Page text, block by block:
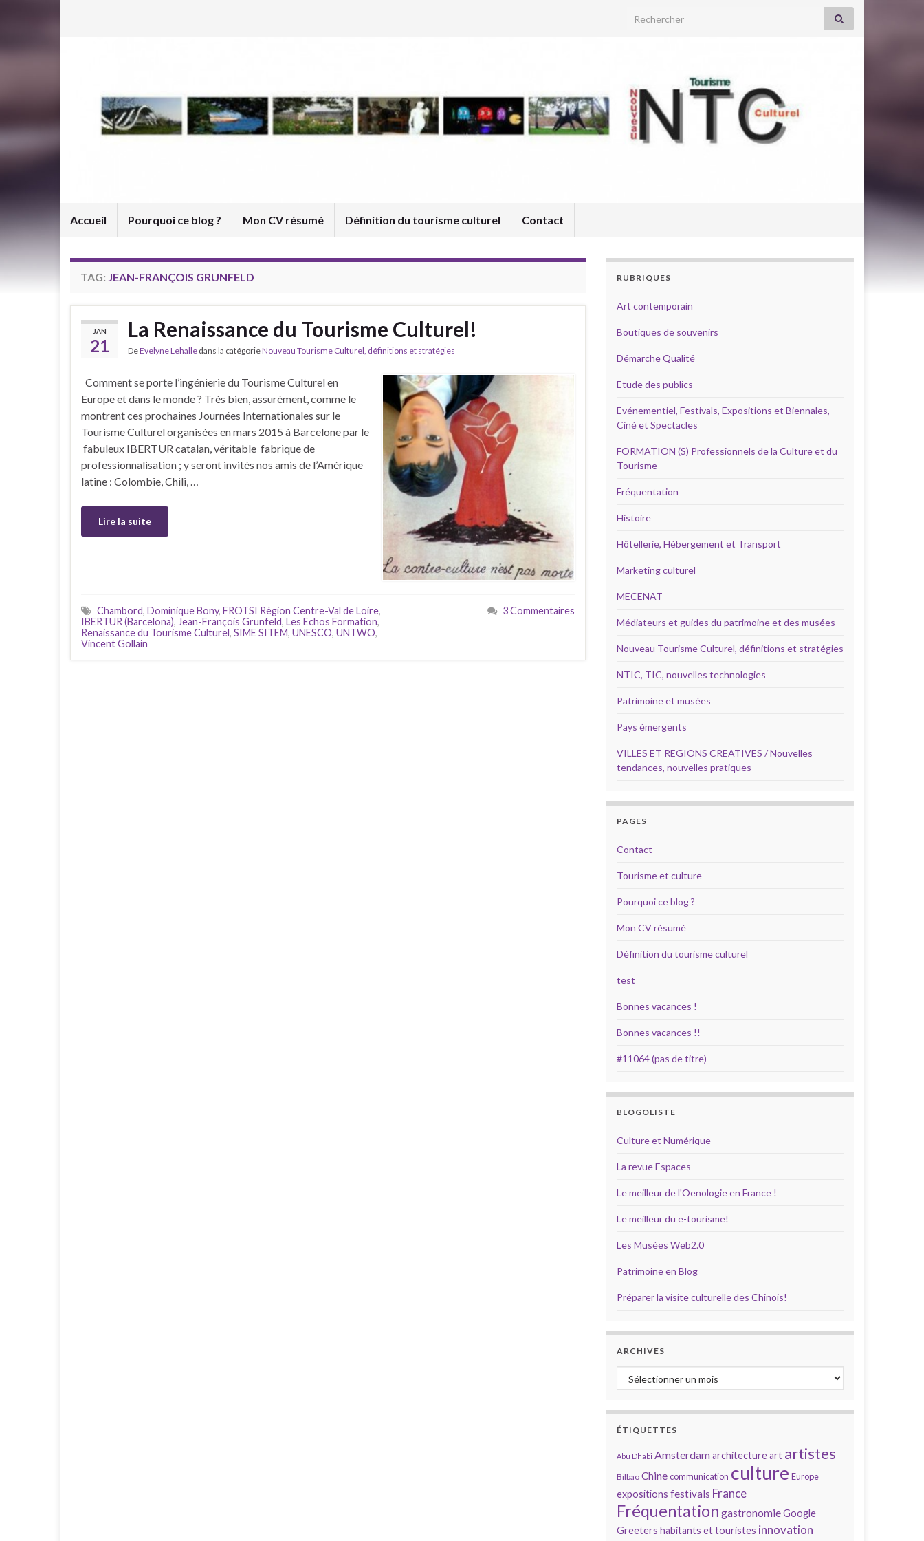
Search for:
Accueil Pourquoi ce blog ? Mon CV résumé Définition du tourisme culturel Contact
TAG: JEAN-FRANÇOIS GRUNFELD
JAN
21
La Renaissance du Tourisme Culturel!
DeEvelyne Lehalle dans la catégorieNouveau Tourisme Culturel, définitions et stratégies
Comment se porte l’ingénierie du Tourisme Culturel en
Europe et dans le monde ? Très bien, assurément, comme le
montrent ces prochaines Journées Internationales sur le
Tourisme Culturel organisées en mars 2015 à Barcelone par le
fabuleux IBERTUR catalan, véritable fabrique de
professionnalisation ; y seront invités nos amis de l’Amérique
latine : Colombie, Chili, …
Lire la suite
Chambord, Dominique Bony, FROTSI Région Centre-Val de Loire,
IBERTUR (Barcelona), Jean-François Grunfeld, Les Echos Formation,
Renaissance du Tourisme Culturel, SIME SITEM, UNESCO, UNTWO,
Vincent Gollain
3 Commentaires
RUBRIQUES
Art contemporain
Boutiques de souvenirs
Démarche Qualité
Etude des publics
Evénementiel, Festivals, Expositions et Biennales,
Ciné et Spectacles
FORMATION (S) Professionnels de la Culture et du
Tourisme
Fréquentation
Histoire
Hôtellerie, Hébergement et Transport
Marketing culturel
MECENAT
Médiateurs et guides du patrimoine et des musées
Nouveau Tourisme Culturel, définitions et stratégies
NTIC, TIC, nouvelles technologies
Patrimoine et musées
Pays émergents
VILLES ET REGIONS CREATIVES / Nouvelles
tendances, nouvelles pratiques
PAGES
Contact
Tourisme et culture
Pourquoi ce blog ?
Mon CV résumé
Définition du tourisme culturel
test
Bonnes vacances !
Bonnes vacances !!
#11064 (pas de titre)
BLOGOLISTE
Culture et Numérique
La revue Espaces
Le meilleur de l'Oenologie en France !
Le meilleur du e-tourisme!
Les Musées Web2.0
Patrimoine en Blog
Préparer la visite culturelle des Chinois!
ARCHIVES
Archives
ÉTIQUETTES
Abu Dhabi Amsterdamarchitectureart artistes
Bilbao Chinecommunication culture Europe
expositions festivals France
Fréquentation gastronomieGoogle
Greeters habitants et touristes innovation